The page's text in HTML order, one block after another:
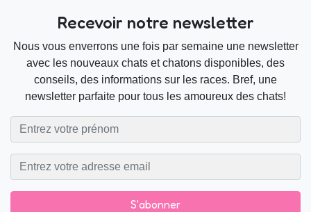
Recevoir notre newsletter
Nous vous enverrons une fois par semaine une newsletter
avec les nouveaux chats et chatons disponibles, des
conseils, des informations sur les races. Bref, une
newsletter parfaite pour tous les amoureux des chats!
S'abonner